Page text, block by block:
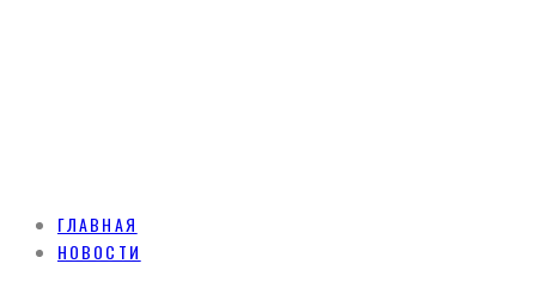
ГЛАВНАЯ
НОВОСТИ